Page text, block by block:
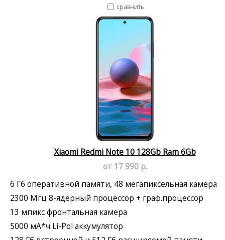
сравнить
Xiaomi Redmi Note 10 128Gb Ram 6Gb
от 17 990 р.
6 Гб оперативной памяти, 48 мегапиксельная камера
2300 Мгц 8-ядерный процессор + граф.процессор
13 мпикс фронтальная камера
5000 мА*ч Li-Pol аккумулятор